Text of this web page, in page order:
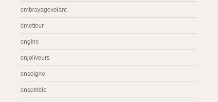
embrayagevolant
émetteur
engine
enjoliveurs
enseigne
ensemble